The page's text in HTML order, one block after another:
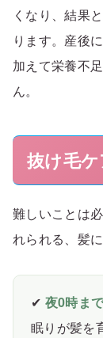
くなり、結果
ります。産後
加えて栄養不
ん。
抜け毛
難しいことは
れられる、髪
✔ 夜0時ま
眠りが髪を